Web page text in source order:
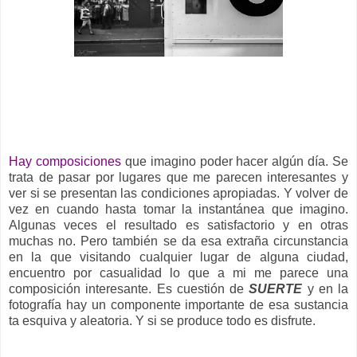
Hay composiciones que imagino poder hacer algún día. Se
trata de pasar por lugares que me parecen interesantes y
ver si se presentan las condiciones apropiadas. Y volver de
vez en cuando hasta tomar la instantánea que imagino.
Algunas veces el resultado es satisfactorio y en otras
muchas no. Pero también se da esa extraña circunstancia
en la que visitando cualquier lugar de alguna ciudad,
encuentro por casualidad lo que a mi me parece una
composición interesante. Es cuestión deSUERTE y en la
fotografía hay un componente importante de esa sustancia
ta esquiva y aleatoria. Y si se produce todo es disfrute.